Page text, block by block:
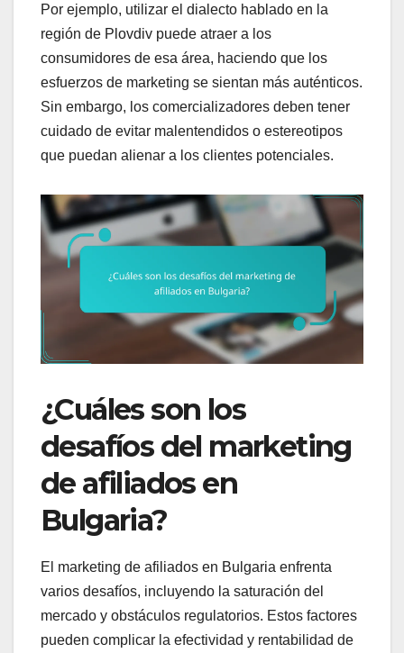
Por ejemplo, utilizar el dialecto hablado en la
región de Plovdiv puede atraer a los
consumidores de esa área, haciendo que los
esfuerzos de marketing se sientan más auténticos.
Sin embargo, los comercializadores deben tener
cuidado de evitar malentendidos o estereotipos
que puedan alienar a los clientes potenciales.
¿Cuáles son los
desafíos del marketing
de afiliados en
Bulgaria?
El marketing de afiliados en Bulgaria enfrenta
varios desafíos, incluyendo la saturación del
mercado y obstáculos regulatorios. Estos factores
pueden complicar la efectividad y rentabilidad de